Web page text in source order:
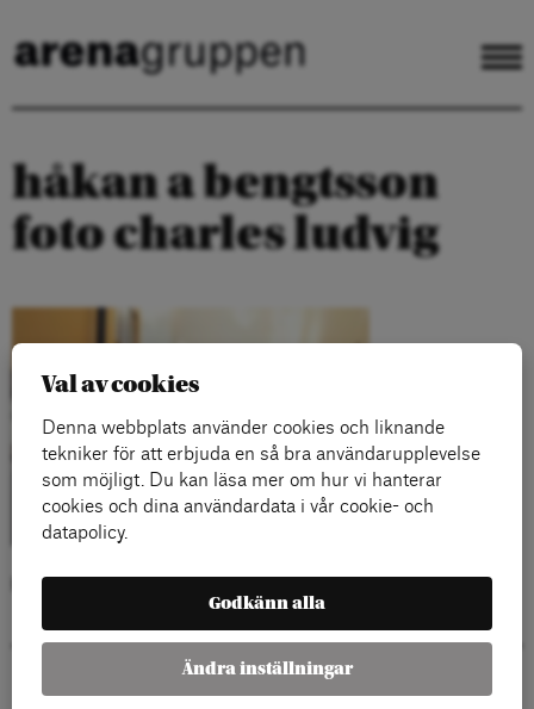
håkan a bengtsson
foto charles ludvig
Kategorier:
Arenagruppen
Val av cookies
Denna webbplats använder cookies och liknande
tekniker för att erbjuda en så bra användarupplevelse
som möjligt. Du kan läsa mer om hur vi hanterar
cookies och dina användardata i vår cookie- och
datapolicy.
Godkänn alla
Ändra inställningar